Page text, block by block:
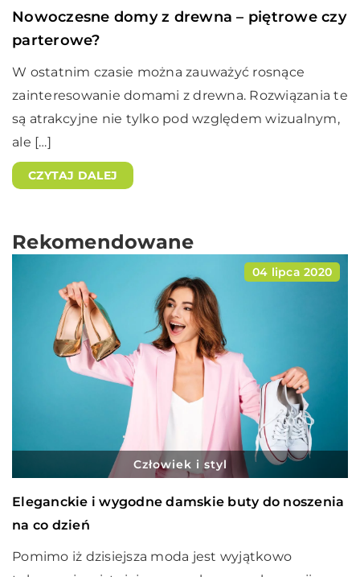
Nowoczesne domy z drewna – piętrowe czy
parterowe?
W ostatnim czasie można zauważyć rosnące
zainteresowanie domami z drewna. Rozwiązania te
są atrakcyjne nie tylko pod względem wizualnym,
ale […]
CZYTAJ DALEJ
Rekomendowane
04 lipca 2020
Człowiek i styl
Eleganckie i wygodne damskie buty do noszenia
na co dzień
Pomimo iż dzisiejsza moda jest wyjątkowo